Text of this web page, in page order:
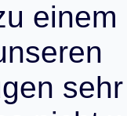
u einem
nseren
gen sehr